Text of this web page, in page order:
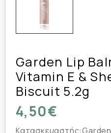
Garden Lip
Vitamin E &
Biscuit 5.2g
4,50€
Κατασκευαστής:Garden